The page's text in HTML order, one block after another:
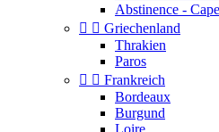
Abstinence -
  Griechenland
Thrakien
Paros
  Frankreich
Bordeaux
Burgund
Loire